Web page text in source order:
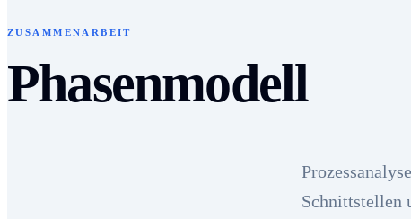
ZUSAMMENARBEIT
Phasenmodell
Schnittstellen